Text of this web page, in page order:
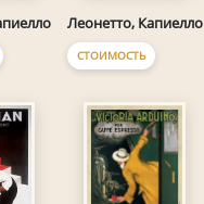
Леонетто, Капиелло
СТОИМОСТЬ